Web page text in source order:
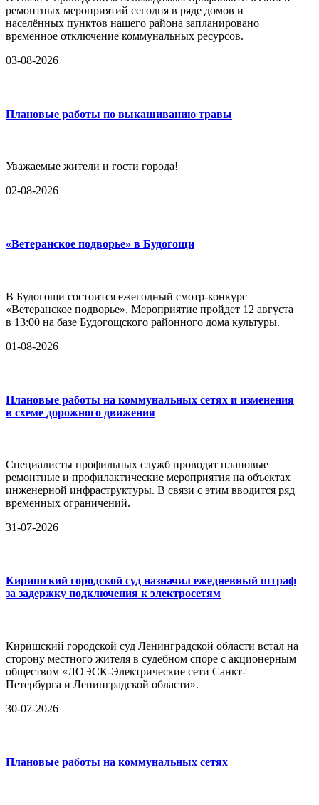
ремонтных мероприятий сегодня в ряде домов и
населённых пунктов нашего района запланировано
временное отключение коммунальных ресурсов.
03-08-2026
Плановые работы по выкашиванию травы
Уважаемые жители и гости города!
02-08-2026
«Ветеранское подворье» в Будогощи
В Будогощи состоится ежегодный смотр-конкурс
«Ветеранское подворье». Мероприятие пройдет 12 августа
в 13:00 на базе Будогощского районного дома культуры.
01-08-2026
Плановые работы на коммунальных сетях и изменения
в схеме дорожного движения
Специалисты профильных служб проводят плановые
ремонтные и профилактические мероприятия на объектах
инженерной инфраструктуры. В связи с этим вводится ряд
временных ограничений.
31-07-2026
Киришский городской суд назначил ежедневный штраф
за задержку подключения к электросетям
Киришский городской суд Ленинградской области встал на
сторону местного жителя в судебном споре с акционерным
обществом «ЛОЭСК-Электрические сети Санкт-
Петербурга и Ленинградской области».
30-07-2026
Плановые работы на коммунальных сетях